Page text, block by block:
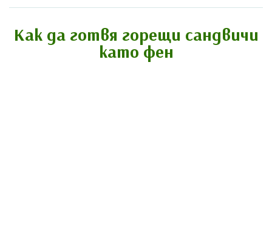
Как да готвя горещи сандвичи
като фен